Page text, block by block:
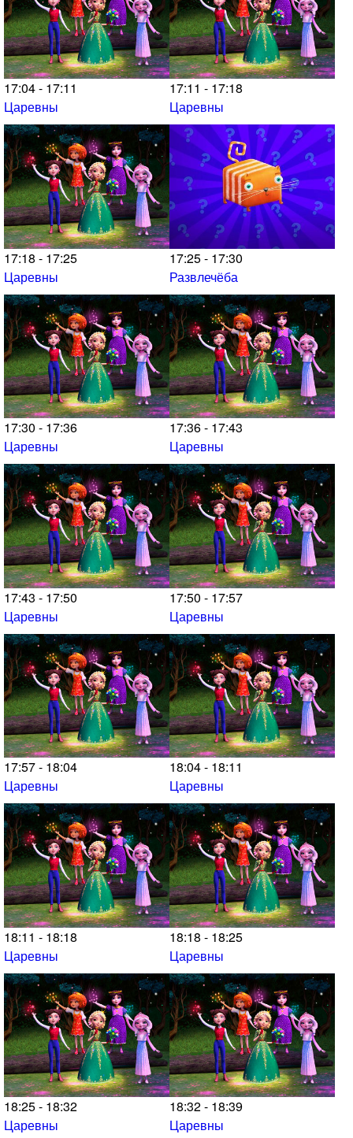
17:04 - 17:11
Царевны
17:11 - 17:18
Царевны
17:18 - 17:25
Царевны
17:25 - 17:30
Развлечёба
17:30 - 17:36
Царевны
17:36 - 17:43
Царевны
17:43 - 17:50
Царевны
17:50 - 17:57
Царевны
17:57 - 18:04
Царевны
18:04 - 18:11
Царевны
18:11 - 18:18
Царевны
18:18 - 18:25
Царевны
18:25 - 18:32
Царевны
18:32 - 18:39
Царевны